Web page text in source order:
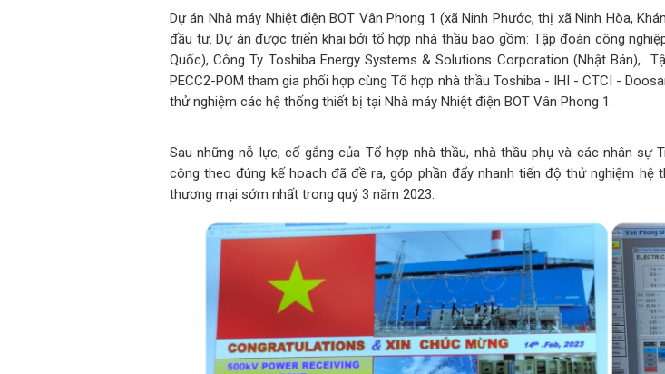
Dự án Nhà máy Nhiệt điện BOT Vân Phong 1 (xã Ninh Phước, thị xã Ninh Hòa,
đầu tư. Dự án được triển khai bởi tổ hợp nhà thầu bao gồm: Tập đoàn công
Quốc), Công Ty Toshiba Energy Systems & Solutions Corporation (Nhật Bản),
PECC2-POM tham gia phối hợp cùng Tổ hợp nhà thầu Toshiba - IHI - CTCI -
thử nghiệm các hệ thống thiết bị tại Nhà máy Nhiệt điện BOT Vân Phong 1.
Sau những nỗ lực, cố gắng của Tổ hợp nhà thầu, nhà thầu phụ và các nhân sự
công theo đúng kế hoạch đã đề ra, góp phần đẩy nhanh tiến độ thử nghiệm
thương mại sớm nhất trong quý 3 năm 2023.